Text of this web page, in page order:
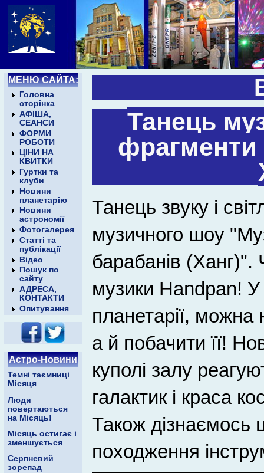
МЕНЮ САЙТА:
Головна
сторінка
АФІША,
СЕАНСИ
ФОРМИ
РОБОТИ
ЦІНИ НА
КВИТКИ
Гуртки та
клуби
Новини
планетарію
Новини
астрономії
Фотогалерея
Статті та
публікації
Відео
Пошук по
сайту
АДРЕСА,
КОНТАКТИ
Опитування
Астро-Новини
Темні таємниці
Місяця
Люди
повертаються
на Місяць!
Місяць остигає і
зменшується
Серпневий
зорепад
Танець
фрагменти
Танець звуку і
музичного шоу
барабанів (Ханг)".
музики Handpan! У
планетарії, можна
а й побачити її!
куполі залу
галактик і краса
Також дізнаємось
походження